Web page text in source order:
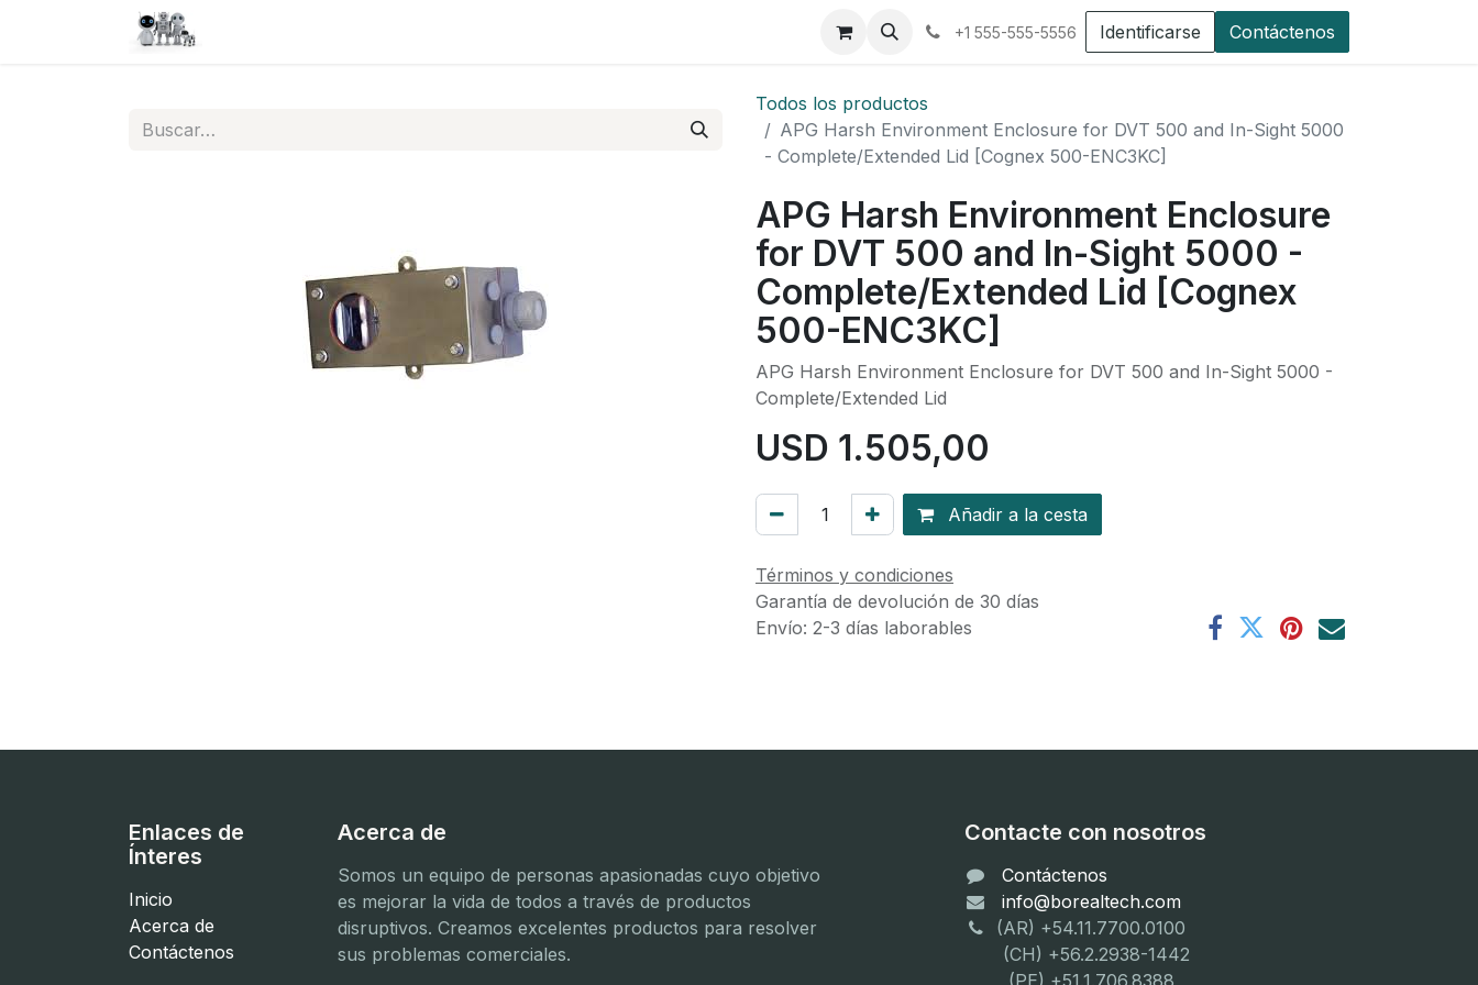
Planilla +1 555-555-5556 Identificarse Contáctenos
Todos los productos
APG Harsh Environment Enclosure for DVT 500 and In-Sight 5000
- Complete/Extended Lid [Cognex 500-ENC3KC]
APG Harsh Environment Enclosure
for DVT 500 and In-Sight 5000 -
Complete/Extended Lid [Cognex
500-ENC3KC]
APG Harsh Environment Enclosure for DVT 500 and In-Sight 5000 -
Complete/Extended Lid
USD 1.505,00
Añadir a la cesta
Términos y condiciones
Garantía de devolución de 30 días
Envío: 2-3 días laborables
Enlaces de
Ínteres
Inicio
Acerca de
Contáctenos
Acerca de
Somos un equipo de personas apasionadas cuyo objetivo
es mejorar la vida de todos a través de productos
disruptivos. Creamos excelentes productos para resolver
sus problemas comerciales.
Contacte con nosotros
Contáctenos
info@borealtech.com
(AR) +54.11.7700.0100
(CH) +56.2.2938-1442
(PE) +51.1.706.8388